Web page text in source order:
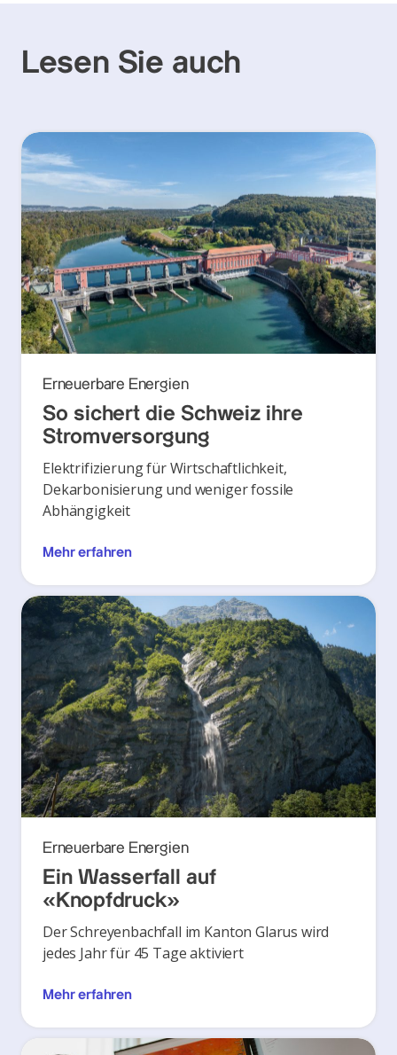
Lesen Sie auch
Erneuerbare Energien
So sichert die Schweiz ihre
Stromversorgung
Elektrifizierung für Wirtschaftlichkeit,
Dekarbonisierung und weniger fossile
Abhängigkeit
Mehr erfahren
Erneuerbare Energien
Ein Wasserfall auf
«Knopfdruck»
Der Schreyenbachfall im Kanton Glarus wird
jedes Jahr für 45 Tage aktiviert
Mehr erfahren